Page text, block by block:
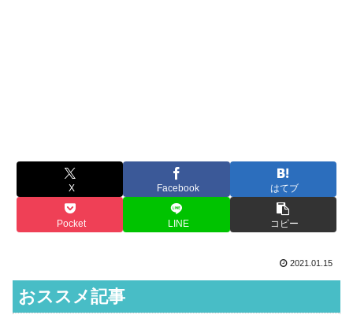
X Facebook はてブ
Pocket LINE コピー
2021.01.15
おススメ記事